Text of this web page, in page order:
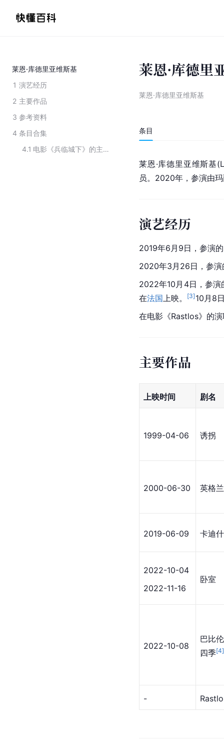
莱恩·库德里亚维斯基
1 演艺经历
2 主要作品
3 参考资料
4 条目合集
4.1
电影《兵临城下》的主要演员及配音
莱恩·库德里
莱恩·库德里亚维斯基
条目
莱恩·库德里亚维斯基
员。2020年，参演由
演艺经历
2019年6月9日，参演
2020年3月26日，参演
2022年10月4日，参演
在法国 上映。 [3] 10月8
在电影《Rastlos》的
主要作品
上映时间 剧名
1999-04-06 诱拐
2000-06-30 英格兰
2019-06-09 卡迪什
2022-10-04
2022-11-16
卧室
2022-10-08
巴比
四季[4]
-